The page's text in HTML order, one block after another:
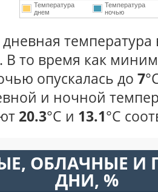
Температура
днем
Температура
ночью
В то время как
опускалась до 7
и ночной
20.3°С и 13.1°С
ОБЛАЧНЫЕ И
ДНИ, %